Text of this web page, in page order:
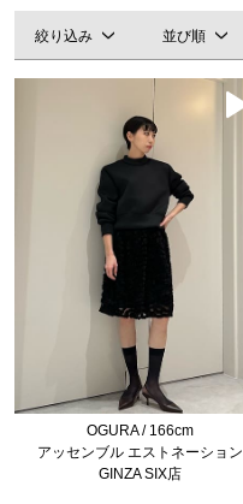
絞り込み 並び順
OGURA / 166cm
アッセンブル エストネーション
GINZA SIX店